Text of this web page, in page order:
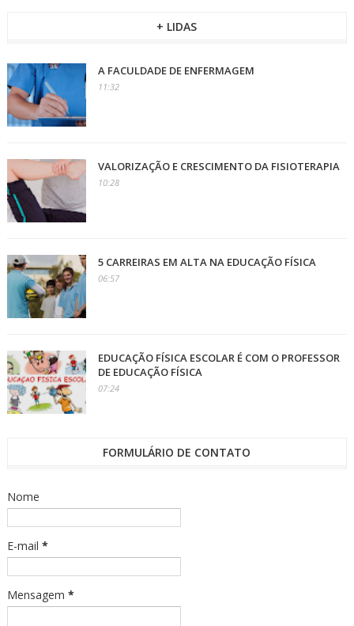
+ LIDAS
A FACULDADE DE ENFERMAGEM
11:32
VALORIZAÇÃO E CRESCIMENTO DA FISIOTERAPIA
10:28
5 CARREIRAS EM ALTA NA EDUCAÇÃO FÍSICA
06:57
EDUCAÇÃO FÍSICA ESCOLAR É COM O PROFESSOR
DE EDUCAÇÃO FÍSICA
07:24
FORMULÁRIO DE CONTATO
Nome
E-mail *
Mensagem *